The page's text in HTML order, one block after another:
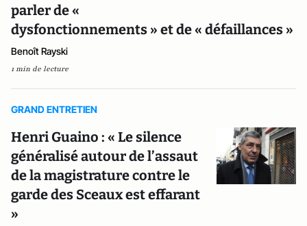
parler de «
dysfonctionnements » et de « défaillances »
Benoît Rayski
1 min de lecture
GRAND ENTRETIEN
Henri Guaino : « Le silence
généralisé autour de l’assaut
de la magistrature contre le
garde des Sceaux est effarant
»